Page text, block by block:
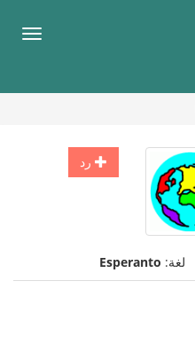
قائمة
رد
لغة: Esperanto